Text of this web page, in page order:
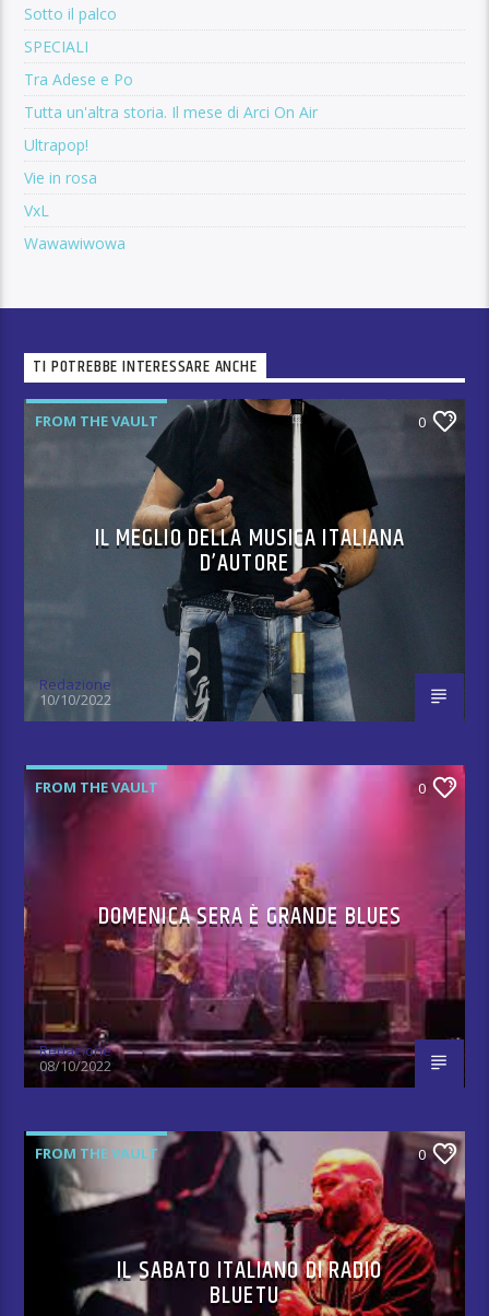
Sotto il palco
SPECIALI
Tra Adese e Po
Tutta un'altra storia. Il mese di Arci On Air
Ultrapop!
Vie in rosa
VxL
Wawawiwowa
TI POTREBBE INTERESSARE ANCHE
FROM THE VAULT 0
IL MEGLIO DELLA MUSICA ITALIANA
D’AUTORE
Redazione
10/10/2022
FROM THE VAULT 0
DOMENICA SERA È GRANDE BLUES
Redazione
08/10/2022
FROM THE VAULT 0
IL SABATO ITALIANO DI RADIO
BLUETU